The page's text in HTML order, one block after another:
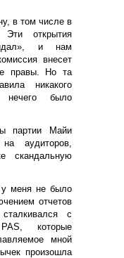
в том числе в
Эти открытия
и нам
внесет
правы. Но та
никакого
было
партии Майи
аудиторов,
скандальную
у меня не было
отчетов
с
которые
мной
произошла